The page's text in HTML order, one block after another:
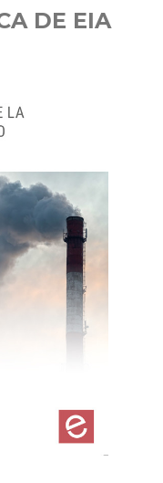
DE EIA